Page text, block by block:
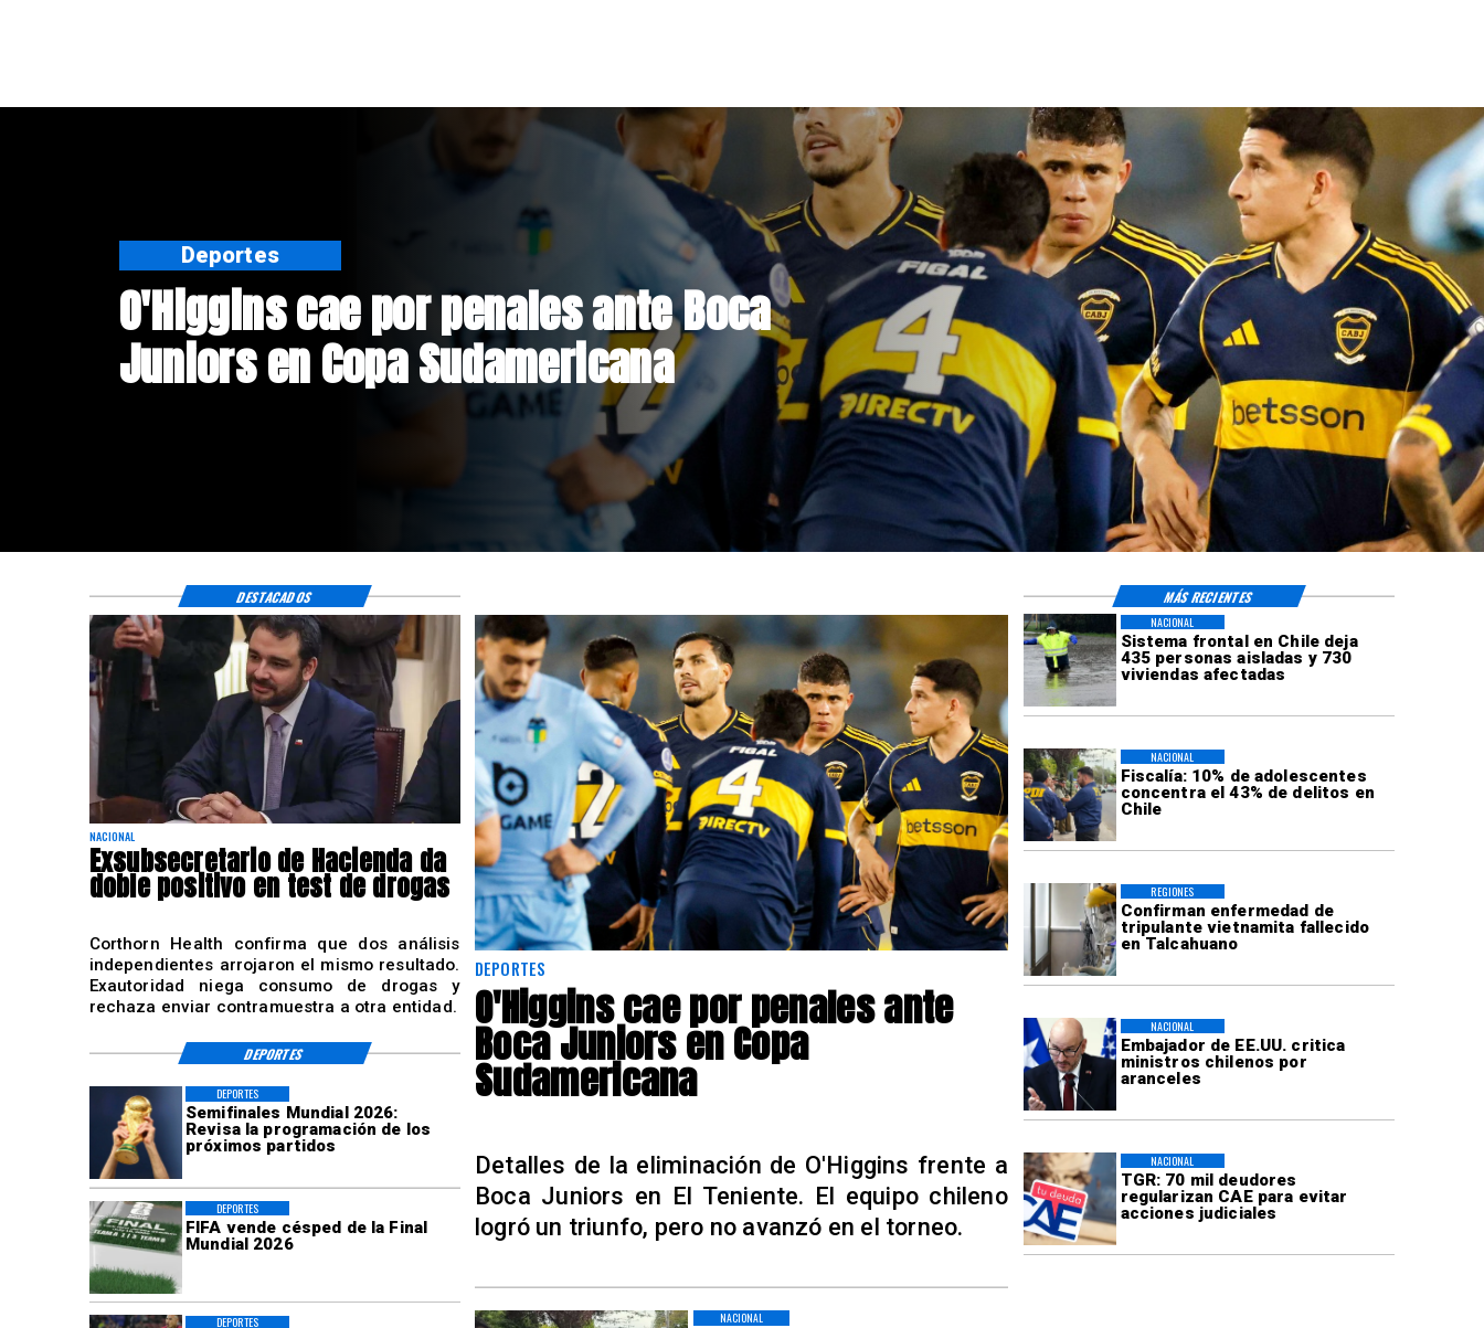
Exsubsecretario de Hacienda da
doble positivo en test de drogas
Nacional
Sistema frontal en Chile deja
435 personas aisladas y 730
viviendas afectadas
NACIONAL
Fiscalía: 10% de adolescentes
concentra el 43% de delitos en
Chile
NACIONAL
Confirman enfermedad de
tripulante vietnamita fallecido
en Talcahuano
REGIONES
Embajador de EE.UU. critica
ministros chilenos por
aranceles
NACIONAL
TGR: 70 mil deudores
regularizan CAE para evitar
acciones judiciales
NACIONAL
Semifinales Mundial 2026:
Revisa la programación de los
próximos partidos
DEPORTES
FIFA vende césped de la Final
Mundial 2026
DEPORTES
DEPORTES NACIONAL
NACIONAL
Exsubsecretario de Hacienda da
doble positivo en test de drogas
Corthorn Health confirma que dos análisis
independientes arrojaron el mismo resultado.
Exautoridad niega consumo de drogas y
rechaza enviar contramuestra a otra entidad.
DEPORTES
O'Higgins cae por penales ante
Boca Juniors en Copa
Sudamericana
Detalles de la eliminación de O'Higgins frente a
Boca Juniors en El Teniente. El equipo chileno
logró un triunfo, pero no avanzó en el torneo.
DESTACADOS MÁS RECIENTES
DEPORTES